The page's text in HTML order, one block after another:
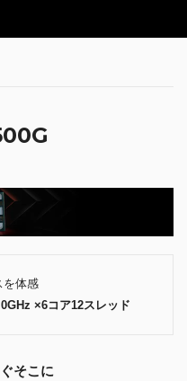
を体感
×6コア12スレッド
そこに